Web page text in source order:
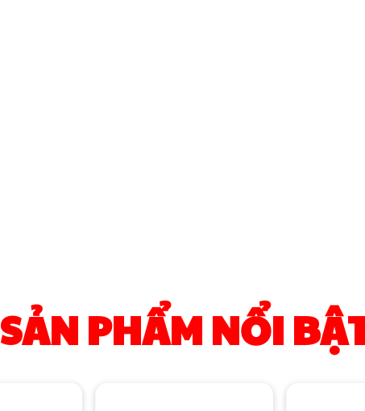
SẢN PHẨM NỔI